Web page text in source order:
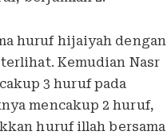
huruf hijaiyah dengan
Kemudian Nasr
3 huruf pada
mencakup 2 huruf,
huruf illah bersama